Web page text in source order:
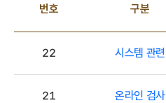
번호
22
구분
시스템 관련
21 온라인 검사